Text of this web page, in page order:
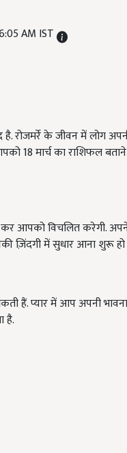
AM IST
है. रोजमर्रे के जीवन में लोग
18 मार्च का राशिफल बताने
आपको विचलित करेगी.
में सुधार आना शुरू हो
हैं. प्यार में आप अपनी
है.